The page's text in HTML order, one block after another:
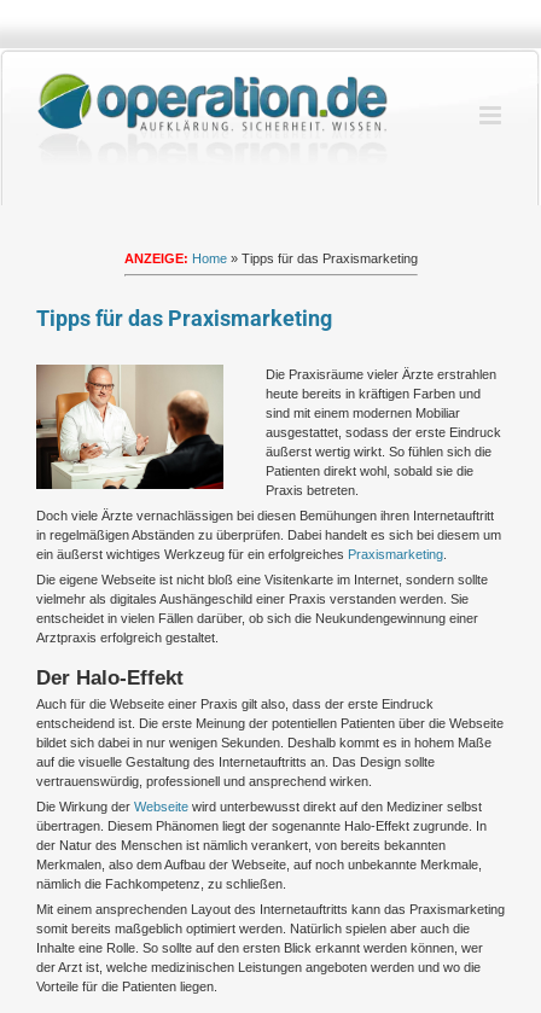
springen
ANZEIGE: Home» Tipps für das Praxismarketing
Tipps für das Praxismarketing
grösseres
Bild
Die Praxisräume vieler Ärzte erstrahlen
heute bereits in kräftigen Farben und
sind mit einem modernen Mobiliar
ausgestattet, sodass der erste Eindruck
äußerst wertig wirkt. So fühlen sich die
Patienten direkt wohl, sobald sie die
Praxis betreten.
Doch viele Ärzte vernachlässigen bei diesen Bemühungen ihren Internetauftritt
in regelmäßigen Abständen zu überprüfen. Dabei handelt es sich bei diesem um
ein äußerst wichtiges Werkzeug für ein erfolgreiches Praxismarketing
Die eigene Webseite ist nicht bloß eine Visitenkarte im Internet, sondern sollte
vielmehr als digitales Aushängeschild einer Praxis verstanden werden. Sie
entscheidet in vielen Fällen darüber, ob sich die Neukundengewinnung einer
Arztpraxis erfolgreich gestaltet.
Der Halo-Effekt
Auch für die Webseite einer Praxis gilt also, dass der erste Eindruck
entscheidend ist. Die erste Meinung der potentiellen Patienten über die Webseite
bildet sich dabei in nur wenigen Sekunden. Deshalb kommt es in hohem Maße
auf die visuelle Gestaltung des Internetauftritts an. Das Design sollte
vertrauenswürdig, professionell und ansprechend wirken.
Die Wirkung der Webseite wird unterbewusst direkt auf den Mediziner selbst
übertragen. Diesem Phänomen liegt der sogenannte Halo-Effekt zugrunde. In
der Natur des Menschen ist nämlich verankert, von bereits bekannten
Merkmalen, also dem Aufbau der Webseite, auf noch unbekannte Merkmale,
nämlich die Fachkompetenz, zu schließen.
Mit einem ansprechenden Layout des Internetauftritts kann das Praxismarketing
somit bereits maßgeblich optimiert werden. Natürlich spielen aber auch die
Inhalte eine Rolle. So sollte auf den ersten Blick erkannt werden können, wer
der Arzt ist, welche medizinischen Leistungen angeboten werden und wo die
Vorteile für die Patienten liegen.